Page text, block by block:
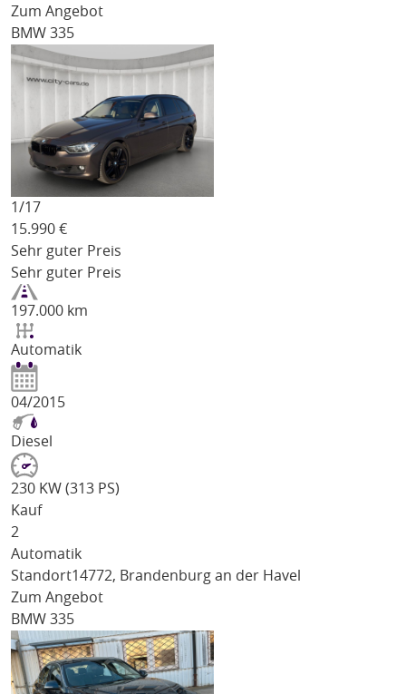
Zum Angebot
BMW 335
1/17
15.990 €
Sehr guter Preis
Sehr guter Preis
197.000 km
Automatik
04/2015
Diesel
230 KW (313 PS)
Kauf
2
Automatik
Standort14772, Brandenburg an der Havel
Zum Angebot
BMW 335